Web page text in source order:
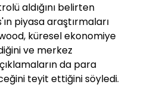
aldığını belirten
piyasa araştırmaları
küresel ekonomiye
ve merkez
da para
teyit ettiğini söyledi.